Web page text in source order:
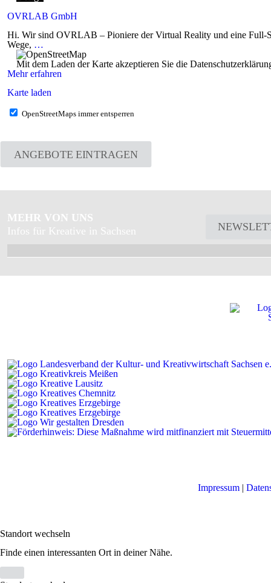
OVRLAB GmbH
Hi. Wir sind OVRLAB – Pioniere der Virtual Reality und eine Full-
Wege, …
Mit dem Laden der Karte akzeptieren Sie die
Mehr erfahren
Karte laden
OpenStreetMaps immer entsperren
ANGEBOTE EINTRAGEN
MEHR VON UNS
Infos für Kreative in Sachsen
Impressum |
Standort wechseln
Finde einen interessanten Ort in deiner Nähe.